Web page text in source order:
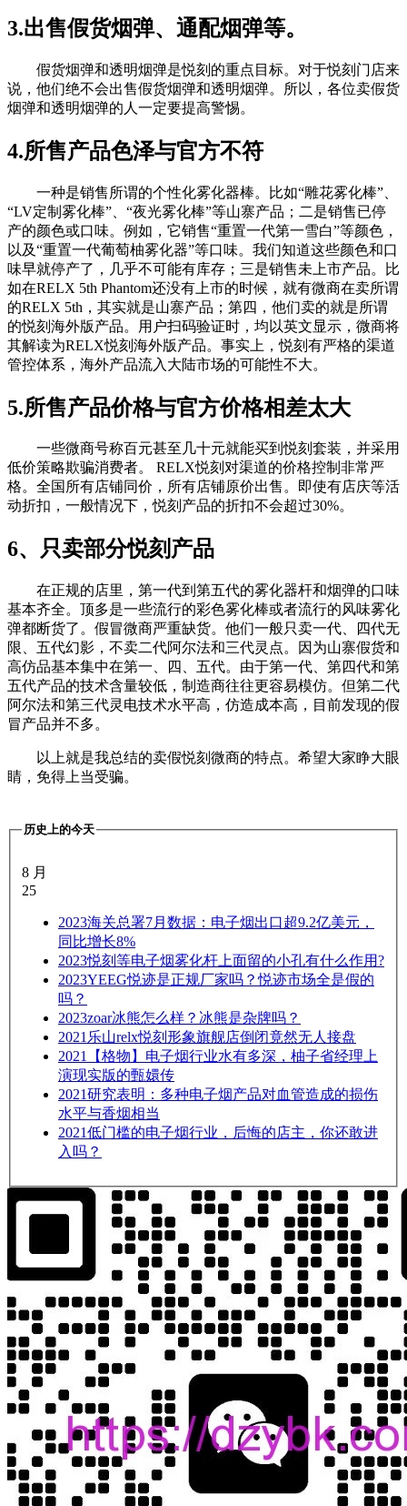
3.出售假货烟弹、通配烟弹等。
假货烟弹和透明烟弹是悦刻的重点目标。对于悦刻门店来
说，他们绝不会出售假货烟弹和透明烟弹。所以，各位卖假货
烟弹和透明烟弹的人一定要提高警惕。
4.所售产品色泽与官方不符
一种是销售所谓的个性化雾化器棒。比如“雕花雾化棒”、
“LV定制雾化棒”、“夜光雾化棒”等山寨产品；二是销售已停
产的颜色或口味。例如，它销售“重置一代第一雪白”等颜色，
以及“重置一代葡萄柚雾化器”等口味。我们知道这些颜色和口
味早就停产了，几乎不可能有库存；三是销售未上市产品。比
如在RELX 5th Phantom还没有上市的时候，就有微商在卖所谓
的RELX 5th，其实就是山寨产品；第四，他们卖的就是所谓
的悦刻海外版产品。用户扫码验证时，均以英文显示，微商将
其解读为RELX悦刻海外版产品。事实上，悦刻有严格的渠道
管控体系，海外产品流入大陆市场的可能性不大。
5.所售产品价格与官方价格相差太大
一些微商号称百元甚至几十元就能买到悦刻套装，并采用
低价策略欺骗消费者。 RELX悦刻对渠道的价格控制非常严
格。全国所有店铺同价，所有店铺原价出售。即使有店庆等活
动折扣，一般情况下，悦刻产品的折扣不会超过30%。
6、只卖部分悦刻产品
在正规的店里，第一代到第五代的雾化器杆和烟弹的口味
基本齐全。顶多是一些流行的彩色雾化棒或者流行的风味雾化
弹都断货了。假冒微商严重缺货。他们一般只卖一代、四代无
限、五代幻影，不卖二代阿尔法和三代灵点。因为山寨假货和
高仿品基本集中在第一、四、五代。由于第一代、第四代和第
五代产品的技术含量较低，制造商往往更容易模仿。但第二代
阿尔法和第三代灵电技术水平高，仿造成本高，目前发现的假
冒产品并不多。
以上就是我总结的卖假悦刻微商的特点。希望大家睁大眼
睛，免得上当受骗。
历史上的今天
8 月
25
2023海关总署7月数据：电子烟出口超9.2亿美元，
同比增长8%
2023悦刻等电子烟雾化杆上面留的小孔有什么作用?
2023YEEG悦迹是正规厂家吗？悦迹市场全是假的
吗？
2023zoar冰熊怎么样？冰熊是杂牌吗？
2021 乐山relx悦刻形象旗舰店倒闭竟然无人接盘
2021
【格物】电子烟行业水有多深，柚子省经理上
演现实版的甄嬛传
2021研究表明：多种电子烟产品对血管造成的损伤
水平与香烟相当
2021低门槛的电子烟行业，后悔的店主，你还敢进
入吗？